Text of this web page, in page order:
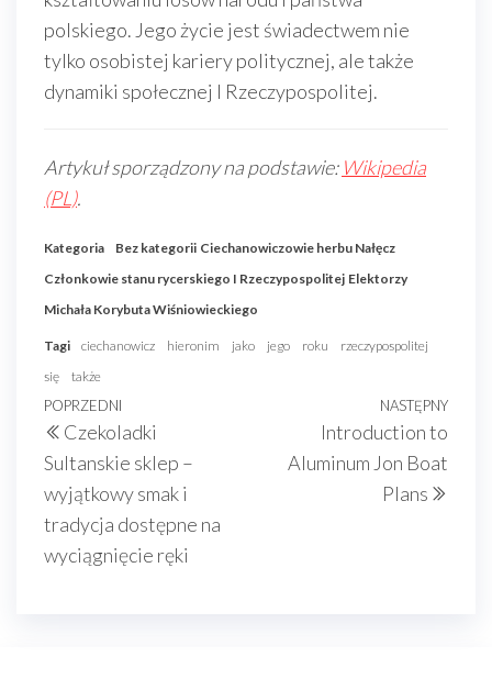
polskiego. Jego życie jest świadectwem nie
tylko osobistej kariery politycznej, ale także
dynamiki społecznej I Rzeczypospolitej.
Artykuł sporządzony na podstawie: Wikipedia
(PL).
Kategoria Bez kategorii Ciechanowiczowie herbu Nałęcz
Członkowie stanu rycerskiego I Rzeczypospolitej Elektorzy
Michała Korybuta Wiśniowieckiego
Tagi ciechanowicz hieronim jako jego roku
rzeczypospolitej
się
także
Nawigacja
wpisu
Poprzedni
wpis
POPRZEDNI
Czekoladki
Sultanskie sklep –
wyjątkowy smak i
tradycja dostępne na
wyciągnięcie ręki
NASTĘPNY
Introduction to
Aluminum Jon Boat
Plans